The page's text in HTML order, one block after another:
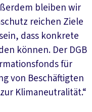
bleiben wir
reichen Ziele
dass konkrete
können. Der DGB
für
von Beschäftigten
Klimaneutralität.“